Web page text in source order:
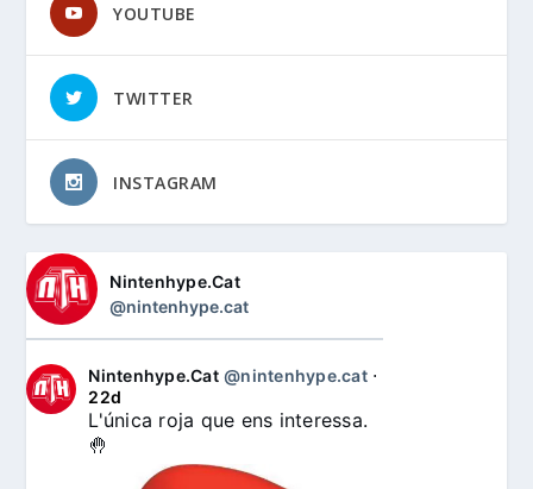
YOUTUBE
TWITTER
INSTAGRAM
Nintenhype.Cat
@nintenhype.cat
Nintenhype.Cat @nintenhype.cat⋅
22d
L'única roja que ens interessa.
🤚